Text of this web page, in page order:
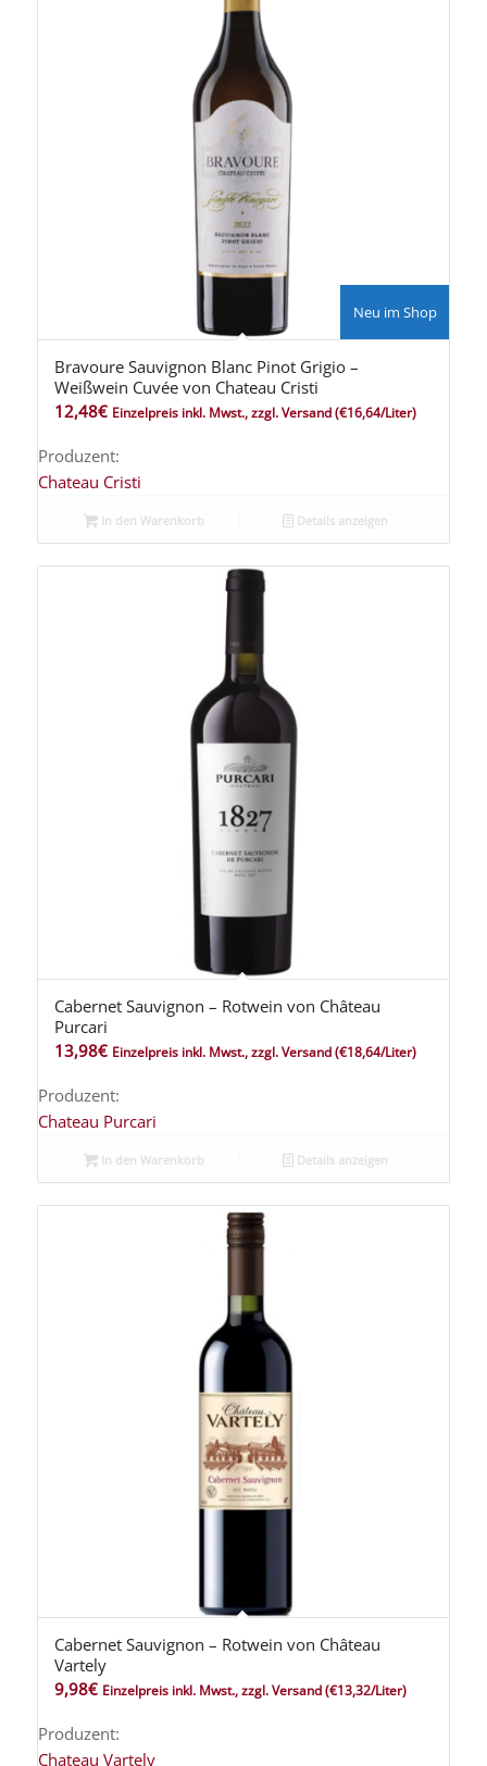
Neu im Shop
Bravoure Sauvignon Blanc Pinot Grigio –
Weißwein Cuvée von Chateau Cristi
12,48€ Einzelpreis inkl. Mwst., zzgl. Versand(€16,64/Liter)
Produzent:
Chateau Cristi
In den Warenkorb Details anzeigen
Cabernet Sauvignon – Rotwein von Château
Purcari
13,98€ Einzelpreis inkl. Mwst., zzgl. Versand(€18,64/Liter)
Produzent:
Chateau Purcari
In den Warenkorb Details anzeigen
Cabernet Sauvignon – Rotwein von Château
Vartely
9,98€ Einzelpreis inkl. Mwst., zzgl. Versand(€13,32/Liter)
Produzent:
Chateau Vartely